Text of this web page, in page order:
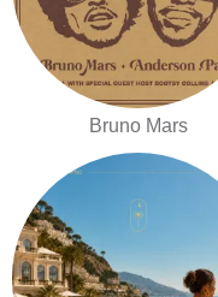
Bruno Mars